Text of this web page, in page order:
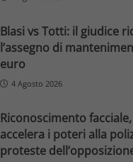
Blasi vs Totti: il giudice
l’assegno di
euro
4 Agosto 2026
Riconoscimento
accelera i poteri alla
proteste